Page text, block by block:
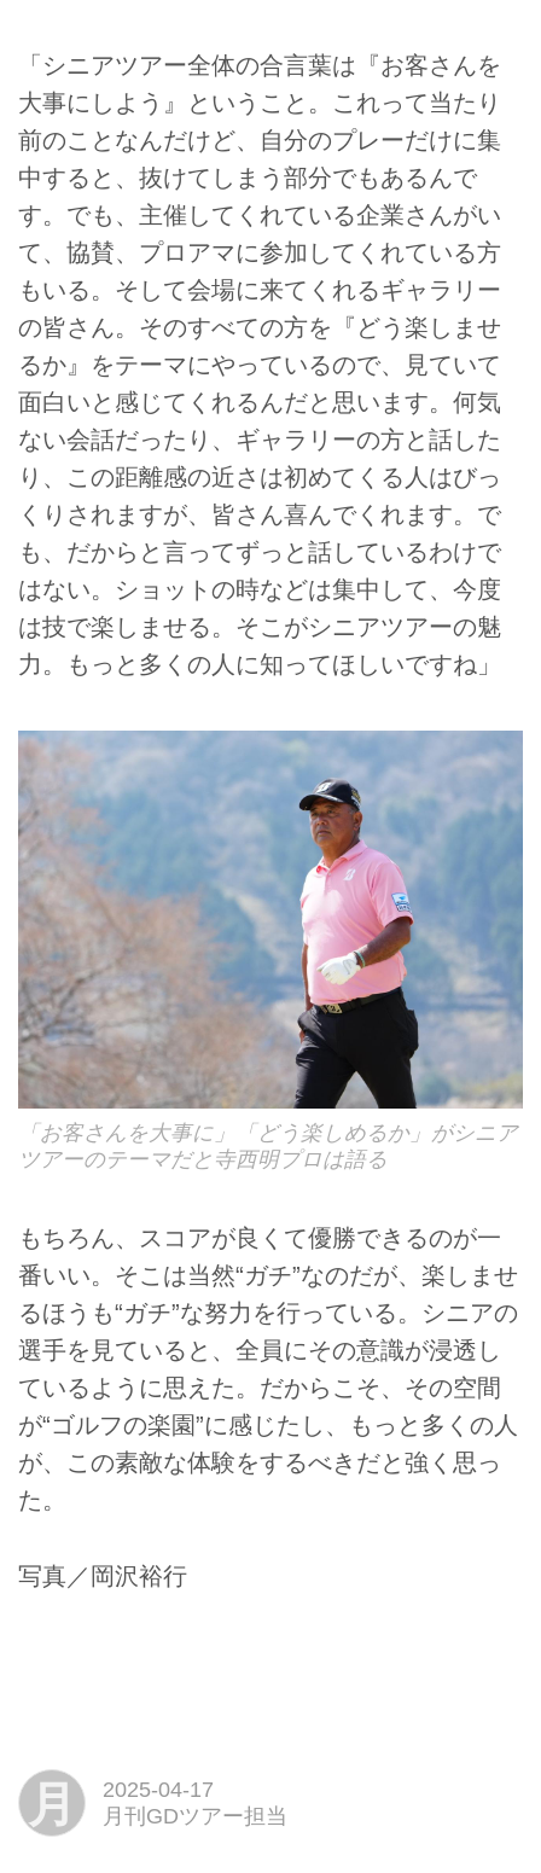
「シニアツアー全体の合言葉は『お客さんを
大事にしよう』ということ。これって当たり
前のことなんだけど、自分のプレーだけに集
中すると、抜けてしまう部分でもあるんで
す。でも、主催してくれている企業さんがい
て、協賛、プロアマに参加してくれている方
もいる。そして会場に来てくれるギャラリー
の皆さん。そのすべての方を『どう楽しませ
るか』をテーマにやっているので、見ていて
面白いと感じてくれるんだと思います。何気
ない会話だったり、ギャラリーの方と話した
り、この距離感の近さは初めてくる人はびっ
くりされますが、皆さん喜んでくれます。で
も、だからと言ってずっと話しているわけで
はない。ショットの時などは集中して、今度
は技で楽しませる。そこがシニアツアーの魅
力。もっと多くの人に知ってほしいですね」
「お客さんを大事に」「どう楽しめるか」がシニア
ツアーのテーマだと寺西明プロは語る
もちろん、スコアが良くて優勝できるのが一
番いい。そこは当然“ガチ”なのだが、楽しませ
るほうも“ガチ”な努力を行っている。シニアの
選手を見ていると、全員にその意識が浸透し
ているように思えた。だからこそ、その空間
が“ゴルフの楽園”に感じたし、もっと多くの人
が、この素敵な体験をするべきだと強く思っ
た。
写真／岡沢裕行
月
2025-04-17
月刊GDツアー担当